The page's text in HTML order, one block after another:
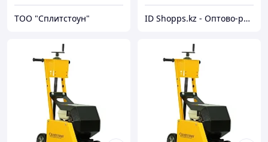
ТОО "Сплитстоун" ID Shopps.kz - Оптово-розничный Склад